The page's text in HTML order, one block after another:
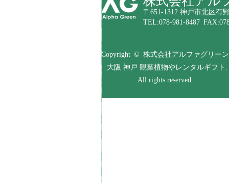
〒651-1312 神戸市北区有
TEL:078-981-8487
Copyright © 株式会社アルファグリーン
| 大阪 神戸 観葉植物やレンタルギフト.
All rights reserved.